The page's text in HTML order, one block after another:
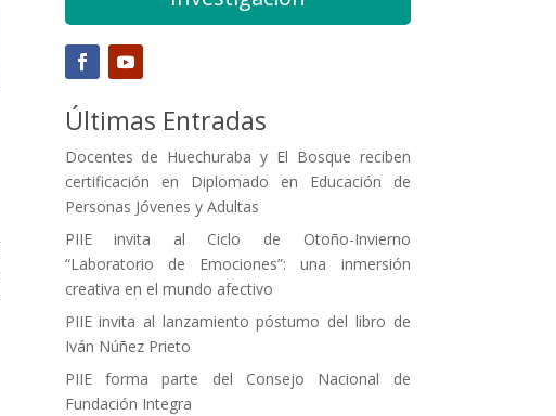
Últimas Entradas
Docentes de Huechuraba y El Bosque reciben
certificación en Diplomado en Educación de
Personas Jóvenes y Adultas
PIIE invita al Ciclo de Otoño-Invierno
“Laboratorio de Emociones”: una inmersión
creativa en el mundo afectivo
PIIE invita al lanzamiento póstumo del libro de
Iván Núñez Prieto
PIIE forma parte del Consejo Nacional de
Fundación Integra